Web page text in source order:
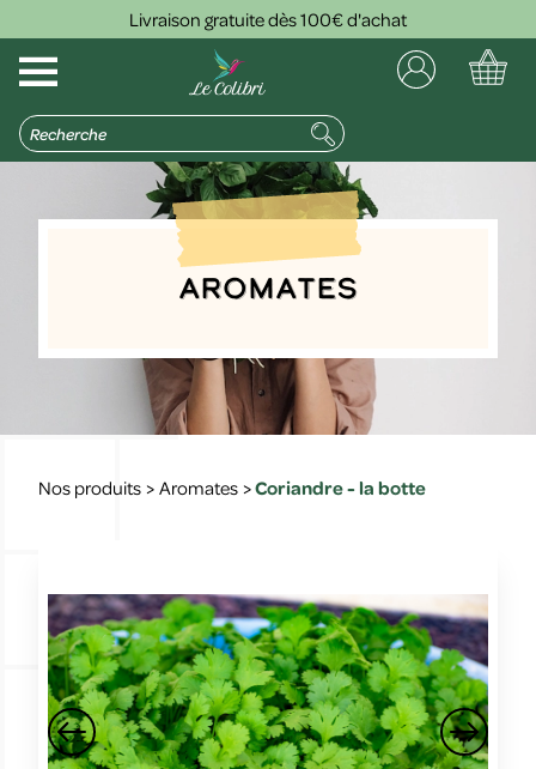
Livraison gratuite dès 100€ d'achat
Aromates
Nos produits > Aromates >Coriandre - la botte